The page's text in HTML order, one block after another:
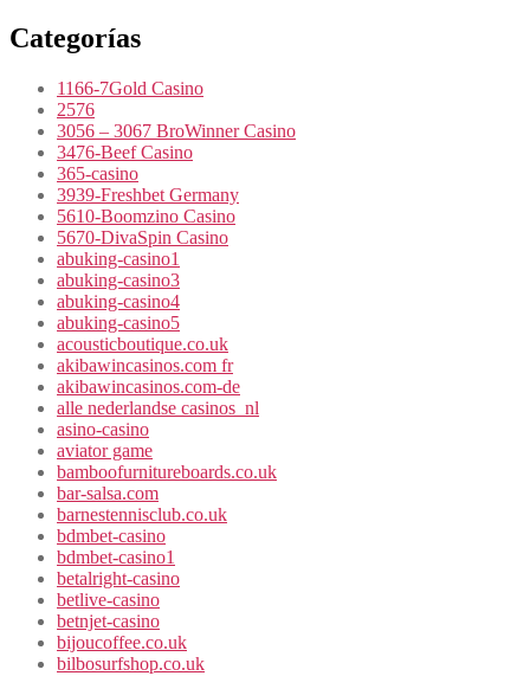
Categorías
1166-7Gold Casino
2576
3056 – 3067 BroWinner Casino
3476-Beef Casino
365-casino
3939-Freshbet Germany
5610-Boomzino Casino
5670-DivaSpin Casino
abuking-casino1
abuking-casino3
abuking-casino4
abuking-casino5
acousticboutique.co.uk
akibawincasinos.com fr
akibawincasinos.com-de
alle nederlandse casinos_nl
asino-casino
aviator game
bamboofurnitureboards.co.uk
bar-salsa.com
barnestennisclub.co.uk
bdmbet-casino
bdmbet-casino1
betalright-casino
betlive-casino
betnjet-casino
bijoucoffee.co.uk
bilbosurfshop.co.uk